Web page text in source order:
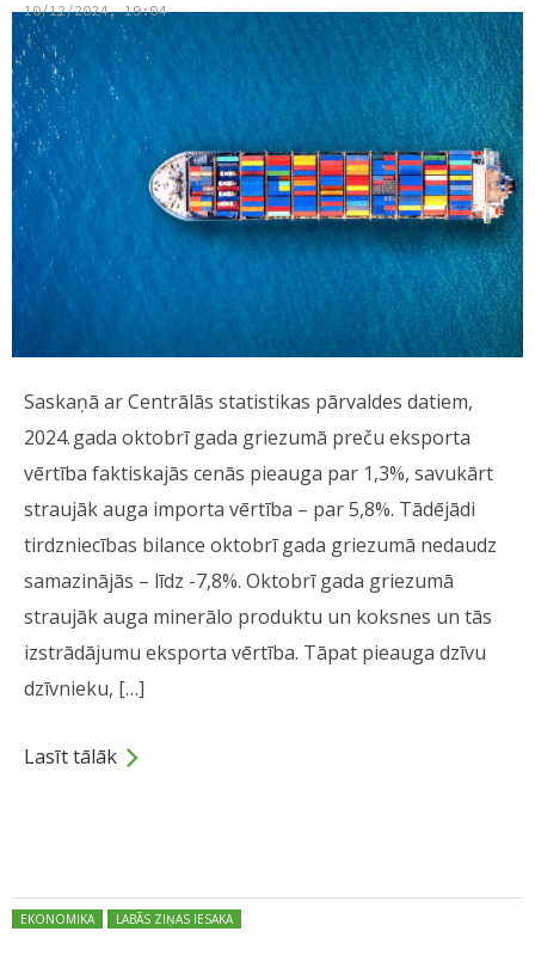
10/12/2024, 19:04
Saskaņā ar Centrālās statistikas pārvaldes datiem,
2024. gada oktobrī gada griezumā preču eksporta
vērtība faktiskajās cenās pieauga par 1,3%, savukārt
straujāk auga importa vērtība – par 5,8%. Tādējādi
tirdzniecības bilance oktobrī gada griezumā nedaudz
samazinājās – līdz -7,8%. Oktobrī gada griezumā
straujāk auga minerālo produktu un koksnes un tās
izstrādājumu eksporta vērtība. Tāpat pieauga dzīvu
dzīvnieku, […]
Lasīt tālāk
Posted in:
EKONOMIKA LABĀS ZIŅAS IESAKA